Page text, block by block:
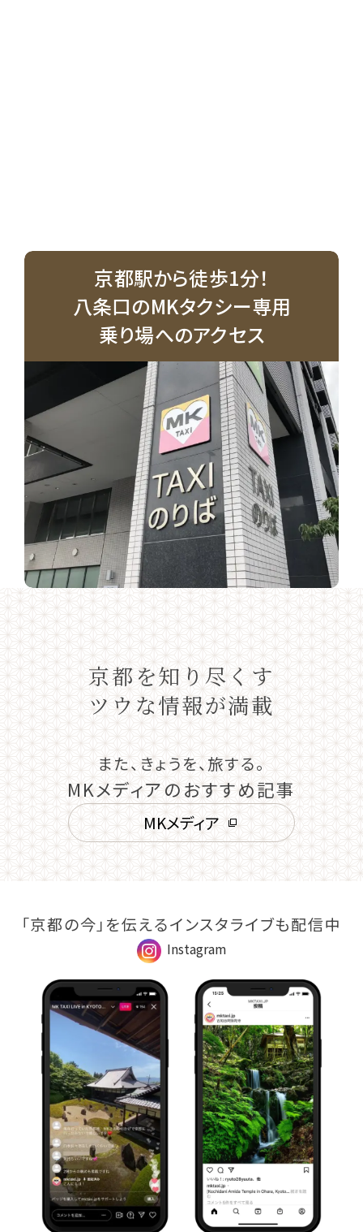
京都駅から徒歩1分！
八条口のMKタクシー専用
乗り場へのアクセス
京都を知り尽くす
ツウな情報が満載
また、きょうを、旅する。
MKメディアのおすすめ記事
MKメディア
「京都の今」を伝えるインスタライブも配信中
Instagram